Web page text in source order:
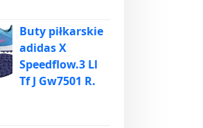
Buty piłkarskie
adidas X
Speedflow.3 Ll
Tf J Gw7501 R.